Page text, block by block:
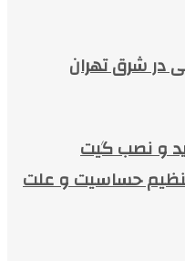
در شرق تهران
و نصب گیت
حساسیت و علت